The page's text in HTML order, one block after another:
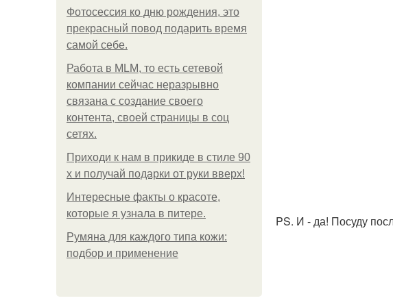
Фотосессия ко дню рождения, это
прекрасный повод подарить время
самой себе.
Работа в MLM, то есть сетевой
компании сейчас неразрывно
связана с создание своего
контента, своей страницы в соц
сетях.
Приходи к нам в прикиде в стиле 90
х и получай подарки от руки вверх!
Интересные факты о красоте,
которые я узнала в питере.
Румяна для каждого типа кожи:
подбор и применение
PS. И - да! Посуду